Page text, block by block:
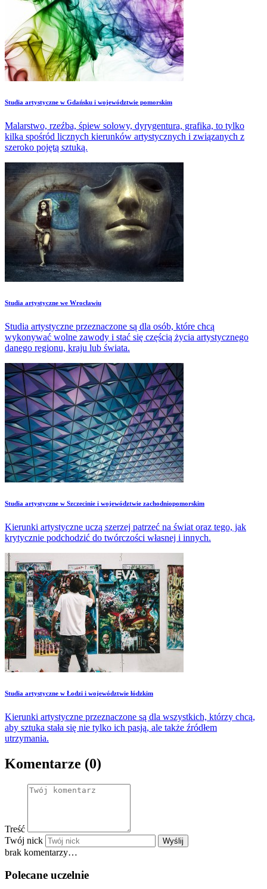
​Studia artystyczne w Gdańsku i województwie pomorskim
Malarstwo, rzeźba, śpiew solowy, dyrygentura, grafika, to tylko
kilka spośród licznych kierunków artystycznych i związanych z
szeroko pojętą sztuką.
Studia artystyczne we Wrocławiu
Studia artystyczne przeznaczone są dla osób, które chcą
wykonywać wolne zawody i stać się częścią życia artystycznego
danego regionu, kraju lub świata.
​Studia artystyczne w Szczecinie i województwie zachodniopomorskim
Kierunki artystyczne uczą szerzej patrzeć na świat oraz tego, jak
krytycznie podchodzić do twórczości własnej i innych.
​Studia artystyczne w Łodzi i województwie łódzkim
Kierunki artystyczne przeznaczone są dla wszystkich, którzy chcą,
aby sztuka stała się nie tylko ich pasją, ale także źródłem
utrzymania.
Komentarze (0)
Treść
Twój nick
Wyślij
brak komentarzy…
Polecane uczelnie